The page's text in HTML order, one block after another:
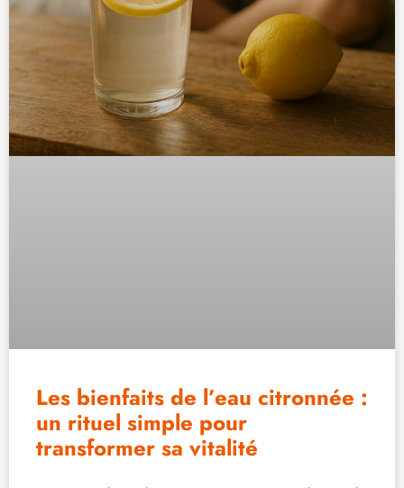
Les bienfaits de l’eau citronnée :
un rituel simple pour
transformer sa vitalité